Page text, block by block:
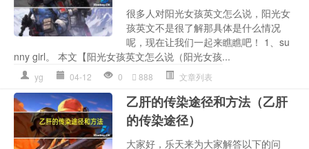
很多人对阳光女孩英文怎么说，阳光女
孩英文不是很了解那具体是什么情况
呢，现在让我们一起来瞧瞧吧！ 1、su
nny girl。 本文【阳光女孩英文怎么说（阳光女孩...
yg 04-12 0 888 文章列表
乙肝的传染途径和方法（乙肝
的传染途径）
大家好，乐天来为大家解答以下的问